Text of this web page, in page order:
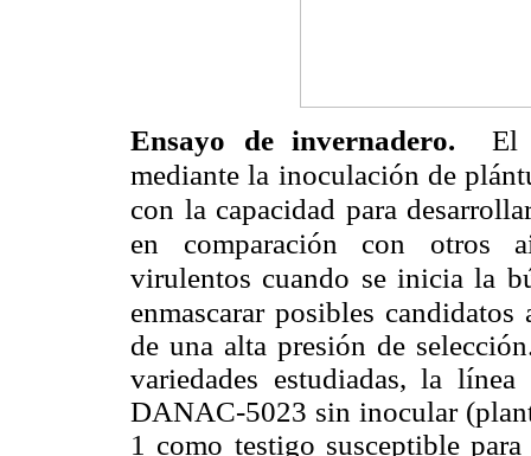
Ensayo de invernadero.El
mediante la inoculación de
con la capacidad para
en comparación con otros
virulentos cuando se inicia la
enmascarar posibles candidatos
de una alta presión de
variedades estudiadas, la
DANAC-5023 sin inocular
1 como testigo susceptible